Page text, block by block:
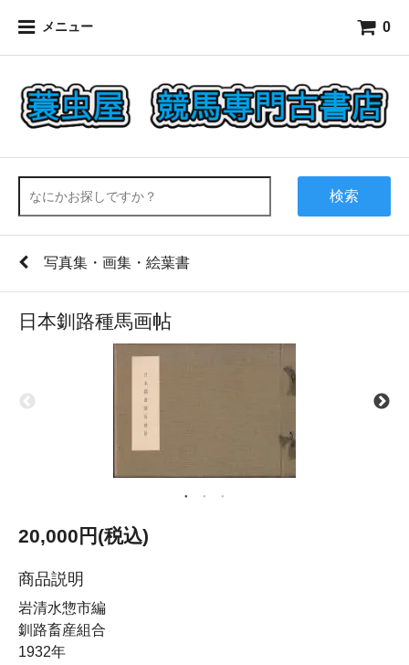
メニュー 0
検索
写真集・画集・絵葉書
日本釧路種馬画帖
20,000円(税込)
商品説明
岩清水惣市編
釧路畜産組合
1932年